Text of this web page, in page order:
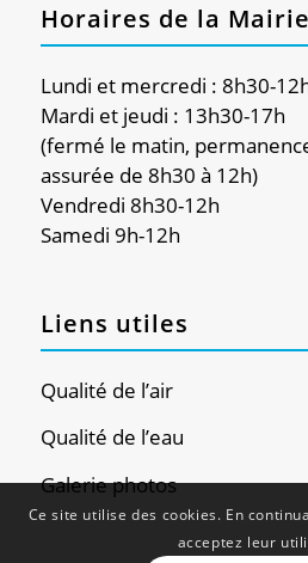
Horaires de la Mairie
Lundi et mercredi : 8h30-
Mardi et jeudi : 13h30-17h
(fermé le matin,
assurée de 8h30 à 12h)
Vendredi 8h30-12h
Samedi 9h-12h
Liens utiles
Qualité de l’air
Qualité de l’eau
Galerie photos
Ce site utilise des cookies. En
acceptez leur